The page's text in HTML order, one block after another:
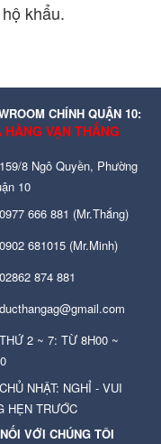
khẩu.
CHÍNH QUẬN 10:
HÀNG VẠN THẮNG
159/8 Ngô Quyền, Phường
10
0977 666 881 (Mr.Thắng)
0902 681015 (Mr.Minh)
02862 874 881
ducthangag@gmail.com
THỨ 2 ~ 7: TỪ 8H00 ~
CHỦ NHẬT: NGHỈ - VUI
HẸN TRƯỚC
VỚI CHÚNG TÔI